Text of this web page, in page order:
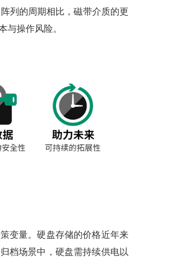
列的周期相比，磁带介质的更
与操作风险。
变量。硬盘存储的价格近年来
档场景中，硬盘需持续供电以